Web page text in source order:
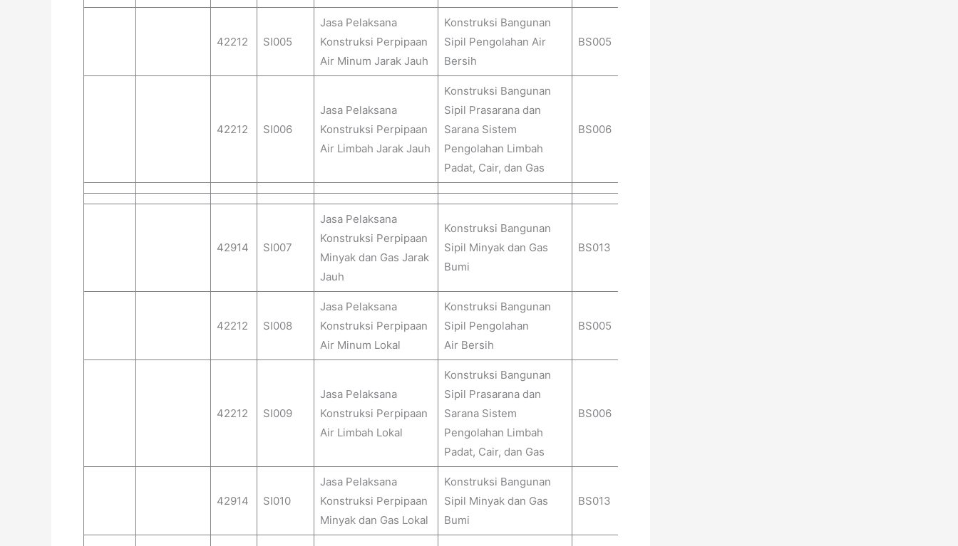
42212 SI005
Jasa Pelaksana
Konstruksi Perpipaan
Air Minum Jarak Jauh
Konstruksi Bangunan
Sipil Pengolahan Air
Bersih
BS005
42212 SI006
Jasa Pelaksana
Konstruksi Perpipaan
Air Limbah Jarak Jauh
Konstruksi Bangunan
Sipil Prasarana dan
Sarana Sistem
Pengolahan Limbah
Padat, Cair, dan Gas
BS006
42914 SI007
Jasa Pelaksana
Konstruksi Perpipaan
Minyak dan Gas Jarak
Jauh
Konstruksi Bangunan
Sipil Minyak dan Gas
Bumi
BS013
42212 SI008
Jasa Pelaksana
Konstruksi Perpipaan
Air Minum Lokal
Konstruksi Bangunan
Sipil Pengolahan
Air Bersih
BS005
42212 SI009
Jasa Pelaksana
Konstruksi Perpipaan
Air Limbah Lokal
Konstruksi Bangunan
Sipil Prasarana dan
Sarana Sistem
Pengolahan Limbah
Padat, Cair, dan Gas
BS006
42914 SI010
Jasa Pelaksana
Konstruksi Perpipaan
Minyak dan Gas Lokal
Konstruksi Bangunan
Sipil Minyak dan Gas
Bumi
BS013